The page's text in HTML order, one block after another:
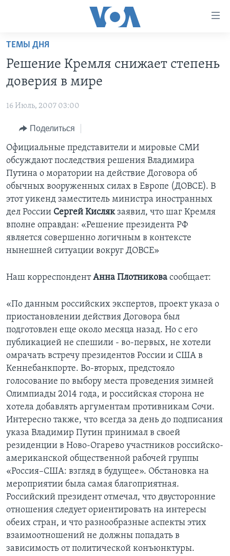
Перейти
основной
контент
Перейти
навигации
Перейти
поиск
НОВОСТИ ЗА МИНУТУ
ИТОГИ
ПОЧЕМУ ЭТО ВАЖНО?
ДИСКУССИЯ VOA
ДЕТАЛИ
НЬЮ-ЙОРК NEW YORK
АМЕРИКА. БОЛЬШОЕ ПУТЕШЕСТВИЕ
ПРОЕКТЫ
УЧИМ АНГЛИЙСКИЙ
НАША АМЕРИКАНСКАЯ ИСТОРИЯ
А КАК В АМЕРИКЕ?
АРТЕФАКТЫ
АМЕРИКАНСКИЕ ГОРОДКИ
ТЕСТЫ
ЭКСПЕРТИЗА
ИНТЕРВЬЮ
ФАКТЫ ПРОТИВ ФЕЙКОВ
ЗА СВОБОДУ ПРЕССЫ
УЧИМ АНГЛИЙСКИЙ
ВИДЕО
ПОДПИСКА НА НОВОСТИ
Learning English
СОЦИАЛЬНЫЕ СЕТИ
ТЕМЫ ДНЯ
Решение Кремля снижает степень
доверия в мире
16 Июль, 2007 03:00
Поделиться
Официальные представители и мировые СМИ
обсуждают последствия решения Владимира
Путина о моратории на действие Договора об
обычных вооруженных силах в Европе (ДОВСЕ). В
этот уикенд заместитель министра иностранных
дел России Сергей Кислякзаявил, что шаг Кремля
вполне оправдан: «Решение президента РФ
является совершенно логичным в контексте
нынешней ситуации вокруг ДОВСЕ»
Наш корреспондентАнна Плотникова сообщает:
«По данным российских экспертов, проект указа о
приостановлении действия Договора был
подготовлен еще около месяца назад. Но с его
публикацией не спешили - во-первых, не хотели
омрачать встречу президентов России и США в
Кеннебанкпорте. Во-вторых, предстояло
голосование по выбору места проведения зимней
Олимпиады 2014 года, и российская сторона не
хотела добавлять аргументам противникам Сочи.
Интересно также, что всегда за день до подписания
указа Владимир Путин принимал в своей
резиденции в Ново-Огарево участников российско-
американской общественной рабочей группы
«Россия–США: взгляд в будущее». Обстановка на
мероприятии была самая благоприятная.
Российский президент отмечал, что двусторонние
отношения следует ориентировать на интересы
обеих стран, и что разнообразные аспекты этих
взаимоотношений не должны попадать в
зависимость от политической конъюнктуры.